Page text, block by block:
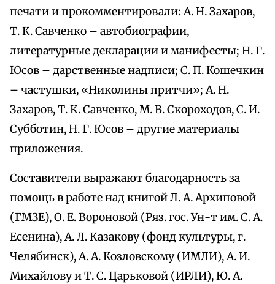
печати и прокомментировали: А. Н. Захаров,
Т. К. Савченко – автобиографии,
литературные декларации и манифесты; Н. Г.
Юсов – дарственные надписи; С. П. Кошечкин
– частушки, «Николины притчи»; А. Н.
Захаров, Т. К. Савченко, М. В. Скороходов, С. И.
Субботин, Н. Г. Юсов – другие материалы
приложения.
Составители выражают благодарность за
помощь в работе над книгой Л. А. Архиповой
(ГМЗЕ), О. Е. Вороновой (Ряз. гос. Ун-т им. С. А.
Есенина), А. Л. Казакову (фонд культуры, г.
Челябинск), А. А. Козловскому (ИМЛИ), А. И.
Михайлову и Т. С. Царьковой (ИРЛИ), Ю. А.